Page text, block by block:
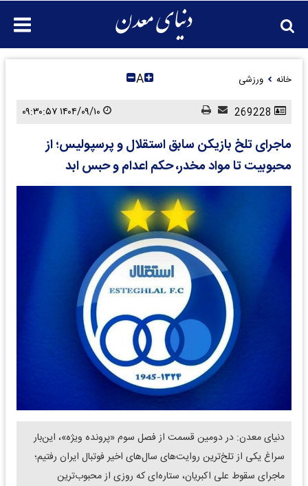
خانه ورزشی A
ماجرای تلخ بازیکن سابق استقلال و پرسپولیس؛ از
محبوبیت تا مواد مخدر، حکم اعدام و حبس ابد
دنیای معدن: در دومین قسمت از فصل سوم «پرونده ویژه»، این‌بار
سراغ یکی از تلخ‌ترین روایت‌های سال‌های اخیر فوتبال ایران رفتیم؛
ماجرای سقوط علی اکبریان، ستاره‌ای که روزی از محبوب‌ترین